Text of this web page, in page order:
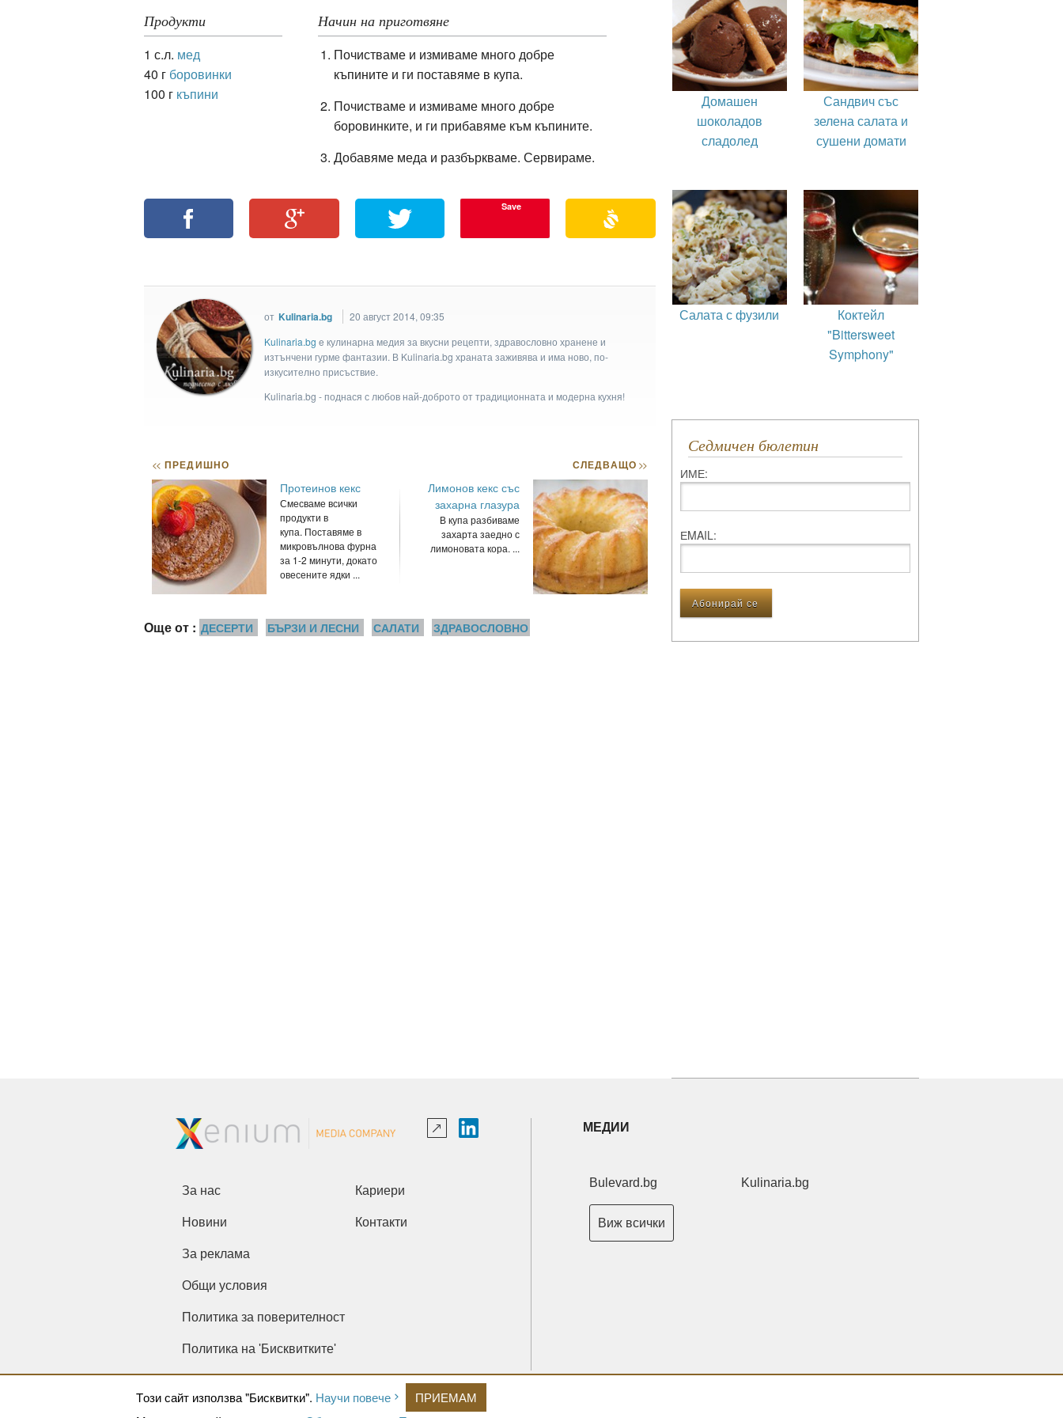
Продукти
1 с.л. мед
40 г боровинки
100 г къпини
Начин на приготвяне
Почистваме и измиваме много добре
къпините и ги поставяме в купа.
Почистваме и измиваме много добре
боровинките, и ги прибавяме към къпините.
Добавяме меда и разбъркваме. Сервираме.
Save
от Kulinaria.bg
20 август 2014, 09:35
Kulinaria.bg e кулинарна медия за вкусни рецепти, здравословно хранене и
изтънчени гурме фантазии. В Kulinaria.bg храната заживява и има ново, по-
изкусително присъствие.
Kulinaria.bg - поднася с любов най-доброто от традиционната и модерна кухня!
<< ПРЕДИШНО
Протеинов кекс
Смесваме всички
продукти в
купа. Поставяме в
микровълнова фурна
за 1-2 минути, докато
овесените ядки ...
СЛЕДВАЩО>>
Лимонов кекс със
захарна глазура
В купа разбиваме
захарта заедно с
лимоновата кора. ...
Още от : ДЕСЕРТИ БЪРЗИ И ЛЕСНИ САЛАТИ ЗДРАВОСЛОВНО
Домашен
шоколадов
сладолед
Сандвич със
зелена салата и
сушени домати
Салата с фузили
Коктейл
"Bittersweet
Symphony"
Седмичен бюлетин
ИМЕ:
ЕMAIL:
Tози сайт използва "Бисквитки". Научи повече
ПРИЕМАМ
За нас Кариери
Новини Контакти
За реклама
Общи условия
Политика за поверителност
Политика на 'Бисквитките'
МЕДИИ
Bulevard.bg Kulinaria.bg
Виж всички
Copyright © 2026 Ксениум ООД. Всички права запазени.